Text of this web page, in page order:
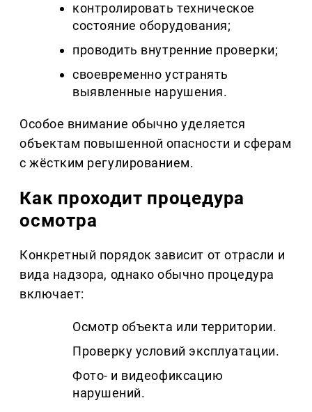
контролировать техническое
состояние оборудования;
проводить внутренние проверки;
своевременно устранять
выявленные нарушения.
Особое внимание обычно уделяется
объектам повышенной опасности и сферам
с жёстким регулированием.
Как проходит процедура
осмотра
Конкретный порядок зависит от отрасли и
вида надзора, однако обычно процедура
включает:
Осмотр объекта или территории.
Проверку условий эксплуатации.
Фото- и видеофиксацию
нарушений.